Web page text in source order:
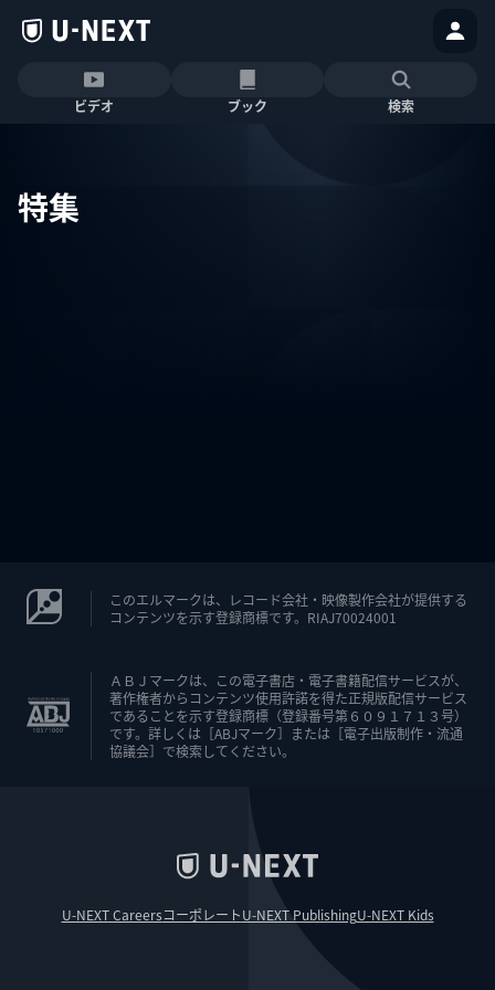
ビデオ ブック 検索
特集
このエルマークは、レコード会社・映像製作会社が提供する
コンテンツを示す登録商標です。RIAJ70024001
ＡＢＪマークは、この電子書店・電子書籍配信サービスが、
著作権者からコンテンツ使用許諾を得た正規版配信サービス
であることを示す登録商標（登録番号第６０９１７１３号）
です。詳しくは［ABJマーク］または［電子出版制作・流通
協議会］で検索してください。
U-NEXT CareersコーポレートU-NEXT PublishingU-NEXT Kids